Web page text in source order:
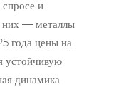
спросе и
них — металлы
года цены на
устойчивую
динамика